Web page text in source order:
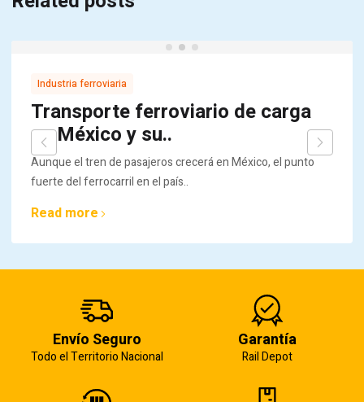
Industria ferroviaria
Transporte ferroviario de carga
en México y su..
Aunque el tren de pasajeros crecerá en México, el punto
fuerte del ferrocarril en el país..
Read more
Envío Seguro
Todo el Territorio Nacional
Garantía
Rail Depot